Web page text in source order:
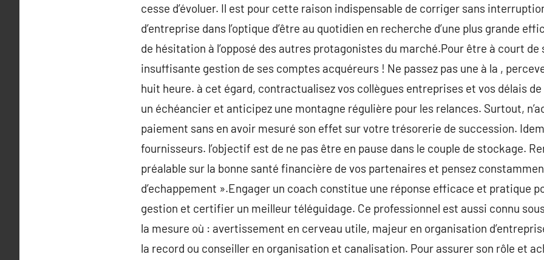
cesse d’évoluer. Il est pour cette raison indispensable de corriger sans
d’entreprise dans l’optique d’être au quotidien en recherche d’une plus grande
de hésitation à l’opposé des autres protagonistes du marché.Pour être à court de
insuffisante gestion de ses comptes acquéreurs ! Ne passez pas une à la ,
huit heure. à cet égard, contractualisez vos collègues entreprises et vos délais
un échéancier et anticipez une montagne régulière pour les relances. Surtout,
paiement sans en avoir mesuré son effet sur votre trésorerie de succession.
fournisseurs. l’objectif est de ne pas être en pause dans le couple de stockage.
préalable sur la bonne santé financière de vos partenaires et pensez
d’echappement ».Engager un coach constitue une réponse efficace et pratique
gestion et certifier un meilleur téléguidage. Ce professionnel est aussi connu
la mesure où : avertissement en cerveau utile, majeur en organisation
la record ou conseiller en organisation et canalisation. Pour assurer son rôle et